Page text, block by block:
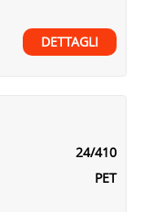
DETTAGLI
24/410
PET